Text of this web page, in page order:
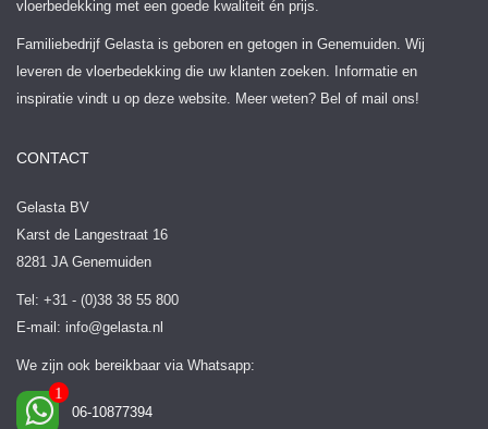
vloerbedekking met een goede kwaliteit én prijs.
Familiebedrijf Gelasta is geboren en getogen in Genemuiden. Wij
leveren de vloerbedekking die uw klanten zoeken. Informatie en
inspiratie vindt u op deze website. Meer weten? Bel of mail ons!
CONTACT
Gelasta BV
Karst de Langestraat 16
8281 JA Genemuiden
Tel: +31 - (0)38 38 55 800
E-mail: info@gelasta.nl
We zijn ook bereikbaar via Whatsapp:
06-10877394